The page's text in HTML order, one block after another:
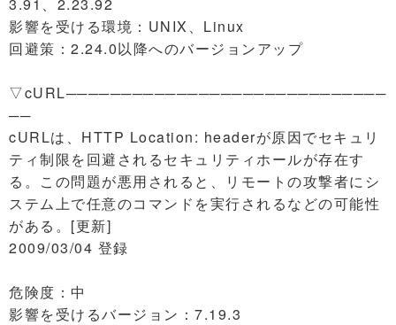
影響を受ける環境：UNIX、Linux
回避策：2.24.0以降へのバージョンアップ
▽cURL─────────────────────────────
──
cURLは、HTTP Location: headerが原因でセキュリ
ティ制限を回避されるセキュリティホールが存在す
る。この問題が悪用されると、リモートの攻撃者にシ
ステム上で任意のコマンドを実行されるなどの可能性
がある。[更新]
2009/03/04 登録
危険度：中
影響を受けるバージョン：7.19.3